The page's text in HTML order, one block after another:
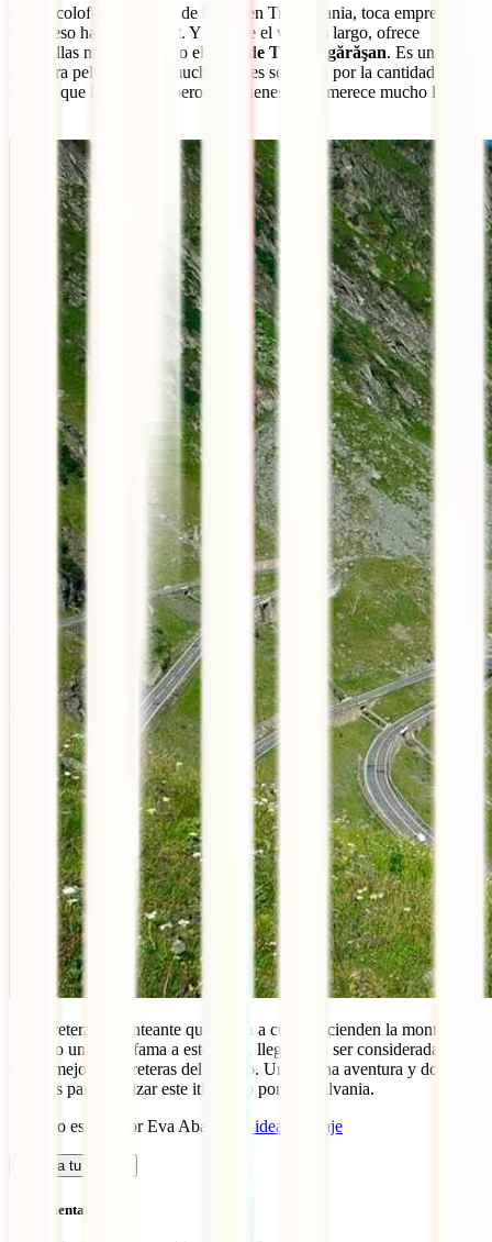
Como colofón de la ruta de 8 días en Transilvania, toca emprender
el regreso hacia Bucarest. Y aunque el viaje es largo, ofrece
maravillas naturales como el
paso de Transfăgărăşan. Es una
carretera peligrosa que muchas veces se satura por la cantidad de
coches que la recorren, pero si no tienes prisa merece mucho la
La carretera serpenteante que curva a curva ascienden la montaña le
ha dado una gran fama a este lugar, llegando a ser considerada una
de las mejores carreteras del mundo. Una buena aventura y dosis de
paisajes para finalizar este itinerario por Transilvania.
Artículo escrito por Eva Abal,
Una idea un viaje
Calcula tu seguro
Sin comentarios